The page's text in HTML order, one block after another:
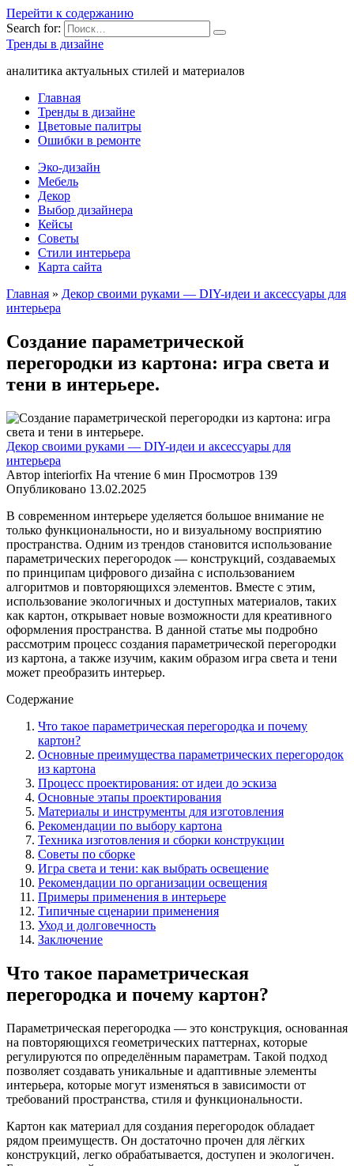
Перейти к содержанию
Search for:
Тренды в дизайне
аналитика актуальных стилей и материалов
Главная
Тренды в дизайне
Цветовые палитры
Ошибки в ремонте
Эко-дизайн
Мебель
Декор
Выбор дизайнера
Кейсы
Советы
Стили интерьера
Карта сайта
Главная » Декор своими руками — DIY-идеи и аксессуары для
интерьера
Создание параметрической
перегородки из картона: игра света и
тени в интерьере.
Декор своими руками — DIY-идеи и аксессуары для
интерьера
Автор interiorfix На чтение 6 мин Просмотров 139
Опубликовано 13.02.2025
В современном интерьере уделяется большое внимание не
только функциональности, но и визуальному восприятию
пространства. Одним из трендов становится использование
параметрических перегородок — конструкций, создаваемых
по принципам цифрового дизайна с использованием
алгоритмов и повторяющихся элементов. Вместе с этим,
использование экологичных и доступных материалов, таких
как картон, открывает новые возможности для креативного
оформления пространства. В данной статье мы подробно
рассмотрим процесс создания параметрической перегородки
из картона, а также изучим, каким образом игра света и тени
может преобразить интерьер.
Содержание
Что такое параметрическая перегородка и почему
картон?
Основные преимущества параметрических перегородок
из картона
Процесс проектирования: от идеи до эскиза
Основные этапы проектирования
Материалы и инструменты для изготовления
Рекомендации по выбору картона
Техника изготовления и сборки конструкции
Советы по сборке
Игра света и тени: как выбрать освещение
Рекомендации по организации освещения
Примеры применения в интерьере
Типичные сценарии применения
Уход и долговечность
Заключение
Что такое параметрическая
перегородка и почему картон?
Параметрическая перегородка — это конструкция, основанная
на повторяющихся геометрических паттернах, которые
регулируются по определённым параметрам. Такой подход
позволяет создавать уникальные и адаптивные элементы
интерьера, которые могут изменяться в зависимости от
требований пространства, стиля и функциональности.
Картон как материал для создания перегородок обладает
рядом преимуществ. Он достаточно прочен для лёгких
конструкций, легко обрабатывается, доступен и экологичен.